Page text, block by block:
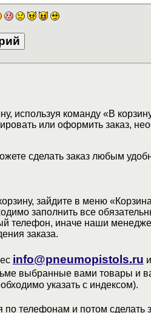
используя команду «В
или оформить заказ,
сделать заказ любым
зайдите в меню
заполнить все
телефон, иначе наши
заказа.
info@pneumopistols.ru
выбранные вами товары и
указать с индексом).
телефонам и потом сделать